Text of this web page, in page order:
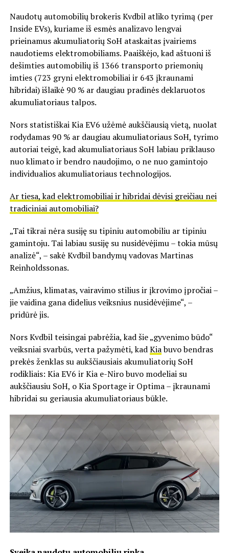
Naudotų automobilių brokeris Kvdbil atliko tyrimą (per
Inside EVs), kuriame iš esmės analizavo lengvai
prieinamus akumuliatorių SoH ataskaitas įvairiems
naudotiems elektromobiliams. Paaiškėjo, kad aštuoni iš
dešimties automobilių iš 1366 transporto priemonių
imties (723 gryni elektromobiliai ir 643 įkraunami
hibridai) išlaikė 90 % ar daugiau pradinės deklaruotos
akumuliatoriaus talpos.
Nors statistiškai Kia EV6 užėmė aukščiausią vietą, nuolat
rodydamas 90 % ar daugiau akumuliatoriaus SoH, tyrimo
autoriai teigė, kad akumuliatoriaus SoH labiau priklauso
nuo klimato ir bendro naudojimo, o ne nuo gamintojo
individualios akumuliatoriaus technologijos.
Ar tiesa, kad elektromobiliai ir hibridai dėvisi greičiau nei
tradiciniai automobiliai?
„Tai tikrai nėra susiję su tipiniu automobiliu ar tipiniu
gamintoju. Tai labiau susiję su nusidėvėjimu – tokia mūsų
analizė“, – sakė Kvdbil bandymų vadovas Martinas
Reinholdssonas.
„Amžius, klimatas, vairavimo stilius ir įkrovimo įpročiai –
jie vaidina gana didelius veiksnius nusidėvėjime“, –
pridūrė jis.
Nors Kvdbil teisingai pabrėžia, kad šie „gyvenimo būdo“
veiksniai svarbūs, verta pažymėti, kadKiabuvo bendras
prekės ženklas su aukščiausiais akumuliatorių SoH
rodikliais: Kia EV6 ir Kia e-Niro buvo modeliai su
aukščiausiu SoH, o Kia Sportage ir Optima – įkraunami
hibridai su geriausia akumuliatoriaus būkle.